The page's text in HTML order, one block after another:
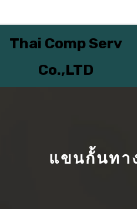
Thai Comp Serv
Co.,LTD
แขนกั้นทา